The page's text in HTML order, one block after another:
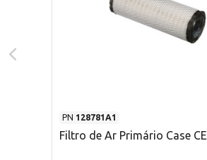
PN 128781A1
Filtro de Ar Primário Case CE